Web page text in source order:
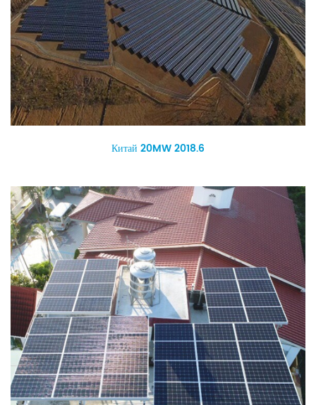
Китай 20MW 2018.6